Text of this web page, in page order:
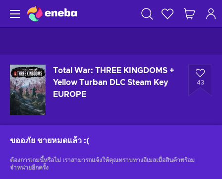
Total War: THREE KINGDOMS +
Yellow Turban DLC Steam Key
EUROPE
43
ขออภัย ขายหมดแล้ว :(
ต้องการเกมนี้หรือไม่ เราสามารถแจ้งให้คุณทราบทางอีเมลเมื่อสินค้าพร้อม
จำหน่ายอีกครั้ง